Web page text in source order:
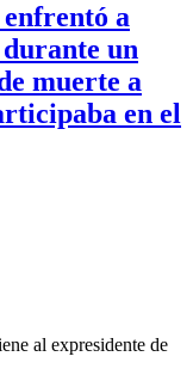
a
un
muerte a
en el
al expresidente de